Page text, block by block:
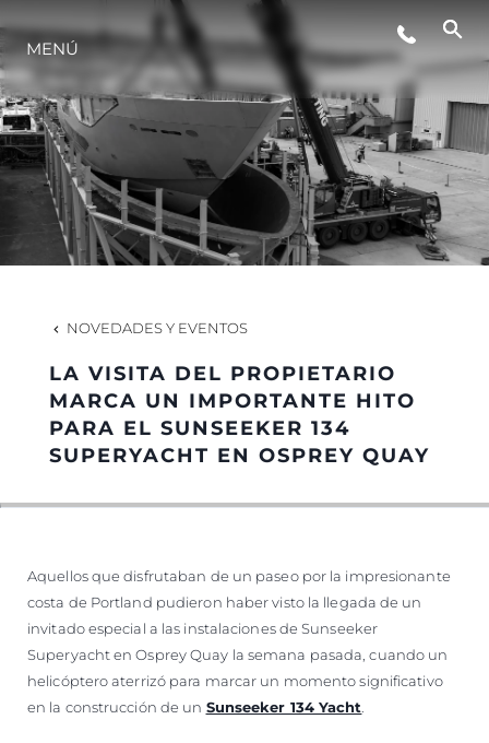
ESTILO DE VIDA
INNOVACIÓN
¿QUIÉNES SOMOS?
EL EQUIPO
HISTORIA
MENÚ
NOVEDADES Y EVENTOS
LA VISITA DEL PROPIETARIO
MARCA UN IMPORTANTE HITO
PARA EL SUNSEEKER 134
SUPERYACHT EN OSPREY QUAY
Aquellos que disfrutaban de un paseo por la impresionante
costa de Portland pudieron haber visto la llegada de un
invitado especial a las instalaciones de Sunseeker
Superyacht en Osprey Quay la semana pasada, cuando un
helicóptero aterrizó para marcar un momento significativo
en la construcción de un Sunseeker 134 Yacht